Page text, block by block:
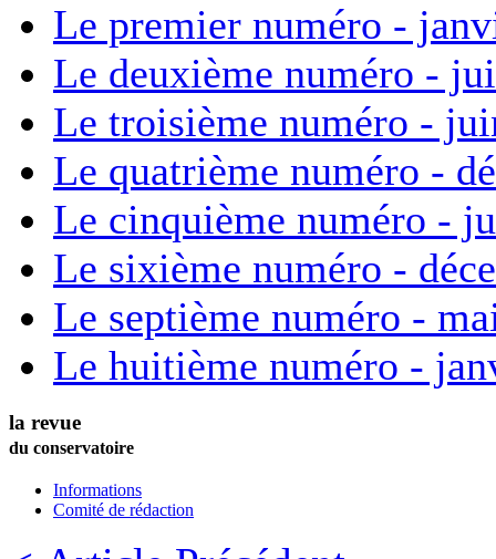
Le premier numéro -
Le deuxième numéro -
Le troisième numéro -
Le quatrième numéro -
Le cinquième numéro -
Le sixième numéro -
Le septième numéro -
Le huitième numéro -
la revue
du conservatoire
Informations
Comité de rédaction